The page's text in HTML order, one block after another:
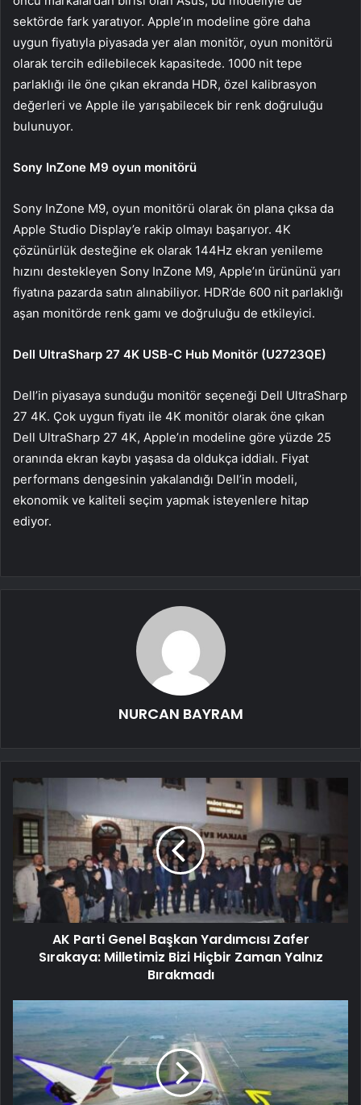
sektörde fark yaratıyor. Apple’ın modeline göre daha
uygun fiyatıyla piyasada yer alan monitör, oyun monitörü
olarak tercih edilebilecek kapasitede. 1000 nit tepe
parlaklığı ile öne çıkan ekranda HDR, özel kalibrasyon
değerleri ve Apple ile yarışabilecek bir renk doğruluğu
bulunuyor.
Sony InZone M9 oyun monitörü
Sony InZone M9, oyun monitörü olarak ön plana çıksa da
Apple Studio Display’e rakip olmayı başarıyor. 4K
çözünürlük desteğine ek olarak 144Hz ekran yenileme
hızını destekleyen Sony InZone M9, Apple’ın ürününü yarı
fiyatına pazarda satın alınabiliyor. HDR’de 600 nit parlaklığı
aşan monitörde renk gamı ve doğruluğu de etkileyici.
Dell UltraSharp 27 4K USB-C Hub Monitör (U2723QE)
Dell’in piyasaya sunduğu monitör seçeneği Dell UltraSharp
27 4K. Çok uygun fiyatı ile 4K monitör olarak öne çıkan
Dell UltraSharp 27 4K, Apple’ın modeline göre yüzde 25
oranında ekran kaybı yaşasa da oldukça iddialı. Fiyat
performans dengesinin yakalandığı Dell’in modeli,
ekonomik ve kaliteli seçim yapmak isteyenlere hitap
ediyor.
NURCAN BAYRAM
AK Parti Genel Başkan Yardımcısı Zafer
Sırakaya: Milletimiz Bizi Hiçbir Zaman Yalnız
Bırakmadı